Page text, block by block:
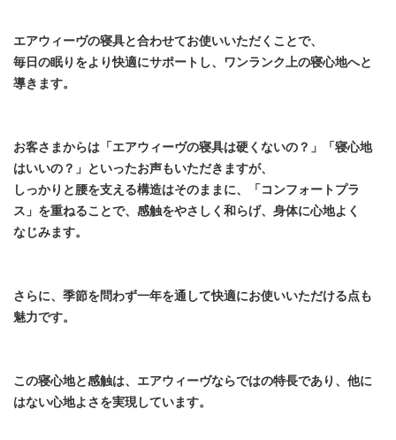
エアウィーヴの寝具と合わせてお使いいただくことで、
毎日の眠りをより快適にサポートし、ワンランク上の寝心地へと
導きます。
お客さまからは「エアウィーヴの寝具は硬くないの？」「寝心地
はいいの？」といったお声もいただきますが、
しっかりと腰を支える構造はそのままに、「コンフォートプラ
ス」を重ねることで、感触をやさしく和らげ、身体に心地よく
なじみます。
さらに、季節を問わず一年を通して快適にお使いいただける点も
魅力です。
この寝心地と感触は、エアウィーヴならではの特長であり、他に
はない心地よさを実現しています。